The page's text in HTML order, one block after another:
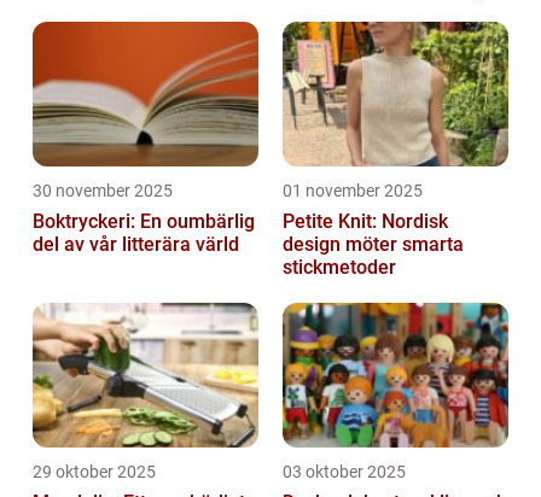
30 november 2025
Boktryckeri: En oumbärlig
del av vår litterära värld
01 november 2025
Petite Knit: Nordisk
design möter smarta
stickmetoder
29 oktober 2025 03 oktober 2025